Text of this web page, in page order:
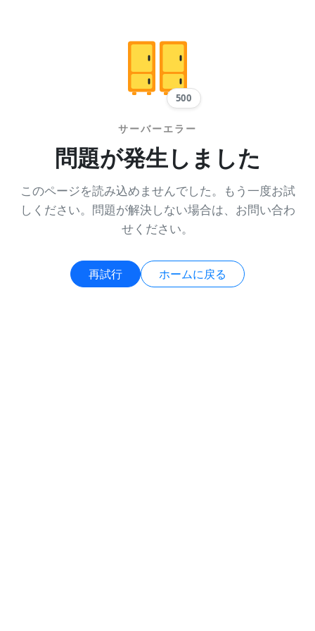
500
サーバーエラー
問題が発生しました
このページを読み込めませんでした。もう一度お試
しください。問題が解決しない場合は、お問い合わ
せください。
再試行 ホームに戻る